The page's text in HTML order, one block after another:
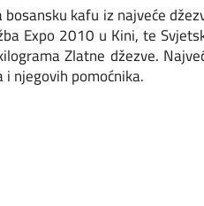
kafu iz najveće
Expo 2010 u Kini, te
Zlatne džezve.
njegovih pomoćnika.